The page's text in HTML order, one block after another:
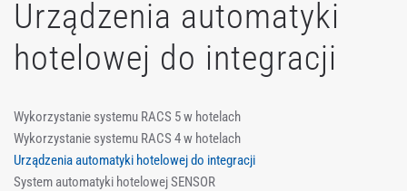
Urządzenia automatyki
hotelowej do integracji
Wykorzystanie systemu RACS 5 w hotelach
Wykorzystanie systemu RACS 4 w hotelach
Urządzenia automatyki hotelowej do integracji
System automatyki hotelowej SENSOR